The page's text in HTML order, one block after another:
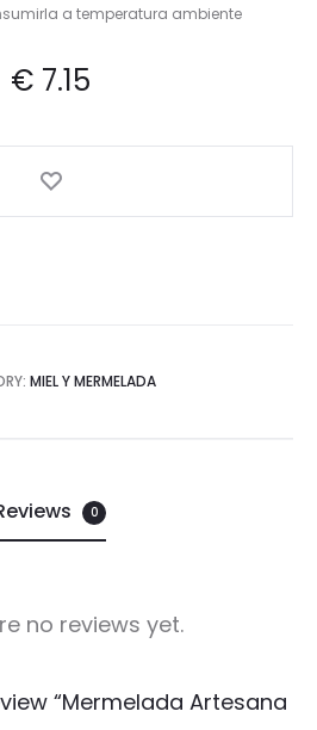
a temperatura ambiente
€ 7.15
MIEL Y MERMELADA
0
no reviews yet.
“Mermelada Artesana